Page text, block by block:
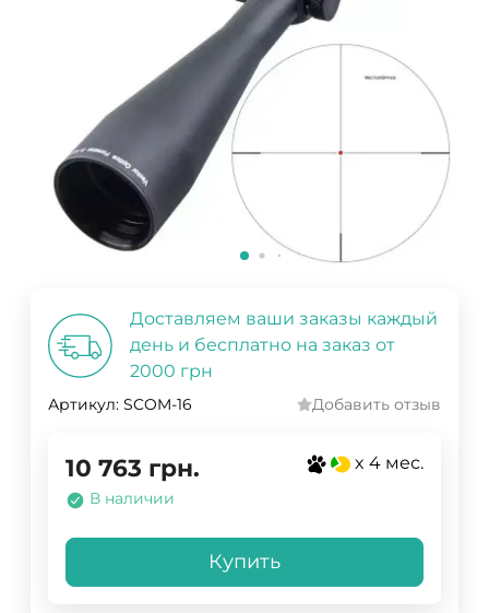
Доставляем ваши заказы каждый
день и бесплатно на заказ от
2000 грн
Артикул: SCOM-16 Добавить отзыв
10 763 грн. x 4 мес.
В наличии
Купить